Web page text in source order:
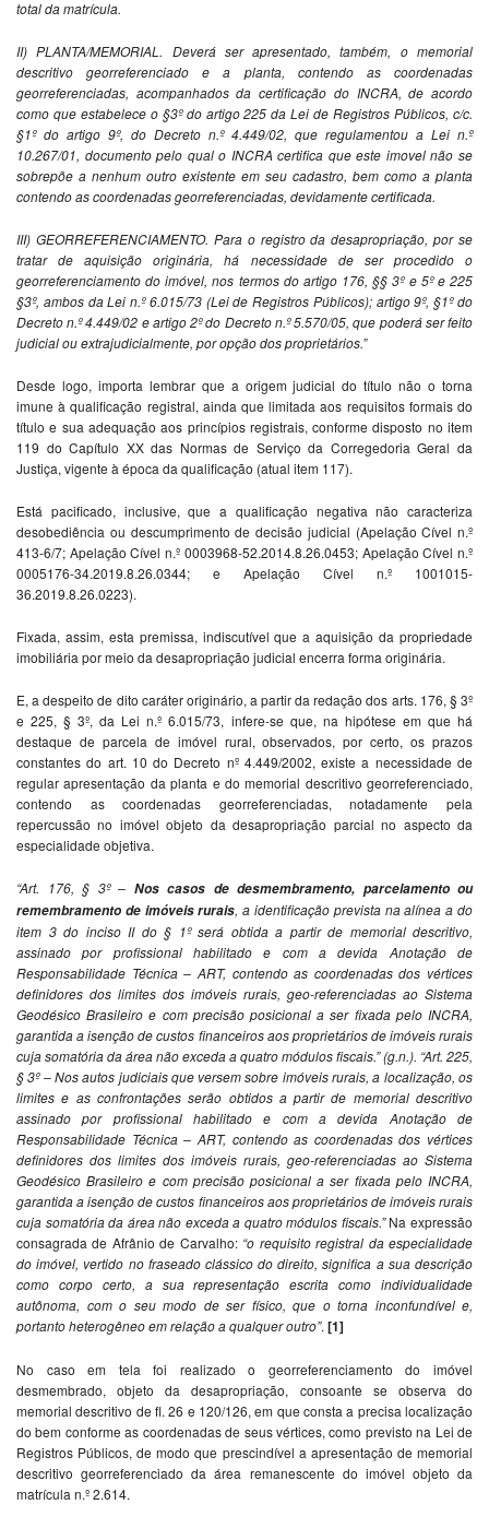
total da matrícula.
II) PLANTA/MEMORIAL. Deverá ser apresentado, também, o memorial
descritivo georreferenciado e a planta, contendo as coordenadas
georreferenciadas, acompanhados da certificação do INCRA, de acordo
como que estabelece o §3º do artigo 225 da Lei de Registros Públicos, c/c.
§1º do artigo 9º, do Decreto n.º 4.449/02, que regulamentou a Lei n.º
10.267/01, documento pelo qual o INCRA certifica que este imovel não se
sobrepõe a nenhum outro existente em seu cadastro, bem como a planta
contendo as coordenadas georreferenciadas, devidamente certificada.
III) GEORREFERENCIAMENTO. Para o registro da desapropriação, por se
tratar de aquisição originária, há necessidade de ser procedido o
georreferenciamento do imóvel, nos termos do artigo 176, §§ 3º e 5º e 225
§3º, ambos da Lei n.º 6.015/73 (Lei de Registros Públicos); artigo 9º, §1º do
Decreto n.º 4.449/02 e artigo 2º do Decreto n.º 5.570/05, que poderá ser feito
judicial ou extrajudicialmente, por opção dos proprietários.”
Desde logo, importa lembrar que a origem judicial do título não o torna
imune à qualificação registral, ainda que limitada aos requisitos formais do
título e sua adequação aos princípios registrais, conforme disposto no item
119 do Capítulo XX das Normas de Serviço da Corregedoria Geral da
Justiça, vigente à época da qualificação (atual item 117).
Está pacificado, inclusive, que a qualificação negativa não caracteriza
desobediência ou descumprimento de decisão judicial (Apelação Cível n.º
413-6/7; Apelação Cível n.º 0003968-52.2014.8.26.0453; Apelação Cível n.º
0005176-34.2019.8.26.0344; e Apelação Cível n.º 1001015-
36.2019.8.26.0223).
Fixada, assim, esta premissa, indiscutível que a aquisição da propriedade
imobiliária por meio da desapropriação judicial encerra forma originária.
E, a despeito de dito caráter originário, a partir da redação dos arts. 176, § 3º
e 225, § 3º, da Lei n.º 6.015/73, infere-se que, na hipótese em que há
destaque de parcela de imóvel rural, observados, por certo, os prazos
constantes do art. 10 do Decreto nº 4.449/2002, existe a necessidade de
regular apresentação da planta e do memorial descritivo georreferenciado,
contendo as coordenadas georreferenciadas, notadamente pela
repercussão no imóvel objeto da desapropriação parcial no aspecto da
especialidade objetiva.
“Art. 176, § 3º – Nos casos de desmembramento, parcelamento ou
remembramento de imóveis rurais, a identificação prevista na alínea a do
item 3 do inciso II do § 1º será obtida a partir de memorial descritivo,
assinado por profissional habilitado e com a devida Anotação de
Responsabilidade Técnica – ART, contendo as coordenadas dos vértices
definidores dos limites dos imóveis rurais, geo-referenciadas ao Sistema
Geodésico Brasileiro e com precisão posicional a ser fixada pelo INCRA,
garantida a isenção de custos financeiros aos proprietários de imóveis rurais
cuja somatória da área não exceda a quatro módulos fiscais.” (g.n.). “Art. 225,
§ 3º – Nos autos judiciais que versem sobre imóveis rurais, a localização, os
limites e as confrontações serão obtidos a partir de memorial descritivo
assinado por profissional habilitado e com a devida Anotação de
Responsabilidade Técnica – ART, contendo as coordenadas dos vértices
definidores dos limites dos imóveis rurais, geo-referenciadas ao Sistema
Geodésico Brasileiro e com precisão posicional a ser fixada pelo INCRA,
garantida a isenção de custos financeiros aos proprietários de imóveis rurais
cuja somatória da área não exceda a quatro módulos fiscais.”Na expressão
consagrada de Afrânio de Carvalho: “o requisito registral da especialidade
do imóvel, vertido no fraseado clássico do direito, significa a sua descrição
como corpo certo, a sua representação escrita como individualidade
autônoma, com o seu modo de ser físico, que o torna inconfundível e,
portanto heterogêneo em relação a qualquer outro”. [1]
No caso em tela foi realizado o georreferenciamento do imóvel
desmembrado, objeto da desapropriação, consoante se observa do
memorial descritivo de fl. 26 e 120/126, em que consta a precisa localização
do bem conforme as coordenadas de seus vértices, como previsto na Lei de
Registros Públicos, de modo que prescindível a apresentação de memorial
descritivo georreferenciado da área remanescente do imóvel objeto da
matrícula n.º 2.614.